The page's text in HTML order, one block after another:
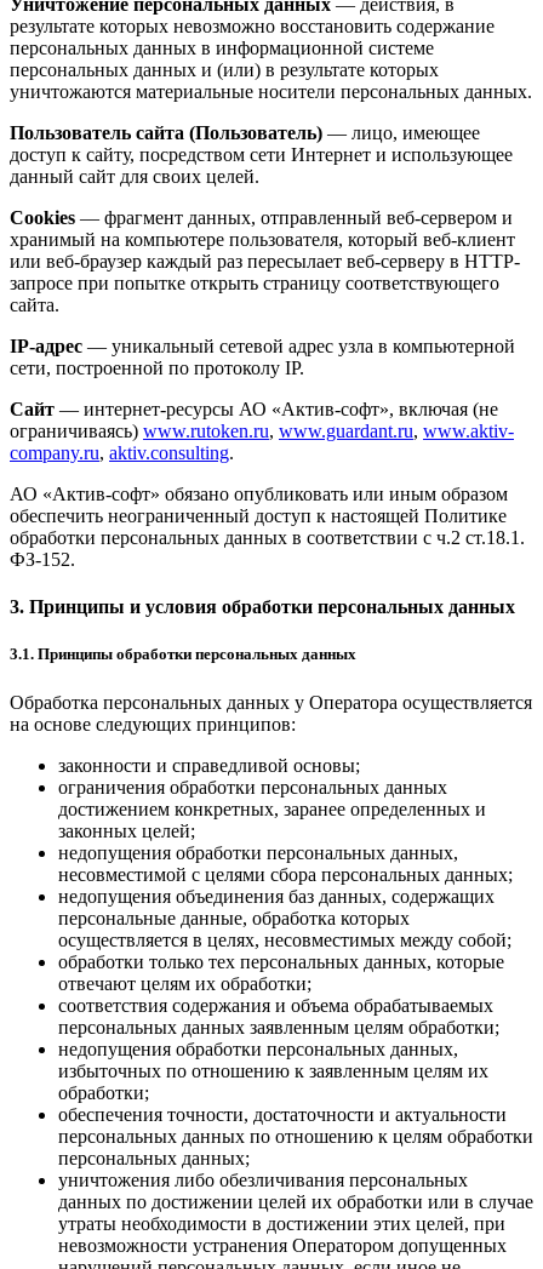
Уничтожение персональных данных — действия, в
результате которых невозможно восстановить содержание
персональных данных в информационной системе
персональных данных и (или) в результате которых
уничтожаются материальные носители персональных данных.
Пользователь сайта (Пользователь) — лицо, имеющее
доступ к сайту, посредством сети Интернет и использующее
данный сайт для своих целей.
Cookies — фрагмент данных, отправленный веб-сервером и
хранимый на компьютере пользователя, который веб-клиент
или веб-браузер каждый раз пересылает веб-серверу в HTTP-
запросе при попытке открыть страницу соответствующего
сайта.
IP-адрес — уникальный сетевой адрес узла в компьютерной
сети, построенной по протоколу IP.
Сайт — интернет-ресурсы АО «Актив-софт», включая (не
ограничиваясь) www.rutoken.ru, www.guardant.ru, www.aktiv-
company.ru, aktiv.consulting.
АО «Актив-софт» обязано опубликовать или иным образом
обеспечить неограниченный доступ к настоящей Политике
обработки персональных данных в соответствии с ч.2 ст.18.1.
ФЗ-152.
3. Принципы и условия обработки персональных данных
3.1. Принципы обработки персональных данных
Обработка персональных данных у Оператора осуществляется
на основе следующих принципов:
законности и справедливой основы;
ограничения обработки персональных данных
достижением конкретных, заранее определенных и
законных целей;
недопущения обработки персональных данных,
несовместимой с целями сбора персональных данных;
недопущения объединения баз данных, содержащих
персональные данные, обработка которых
осуществляется в целях, несовместимых между собой;
обработки только тех персональных данных, которые
отвечают целям их обработки;
соответствия содержания и объема обрабатываемых
персональных данных заявленным целям обработки;
недопущения обработки персональных данных,
избыточных по отношению к заявленным целям их
обработки;
обеспечения точности, достаточности и актуальности
персональных данных по отношению к целям обработки
персональных данных;
уничтожения либо обезличивания персональных
данных по достижении целей их обработки или в случае
утраты необходимости в достижении этих целей, при
невозможности устранения Оператором допущенных